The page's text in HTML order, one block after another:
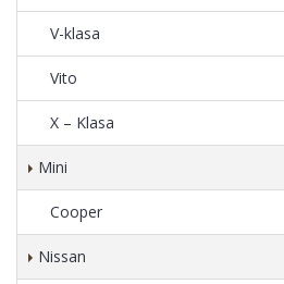
V-klasa
Vito
X – Klasa
Mini
Cooper
Nissan